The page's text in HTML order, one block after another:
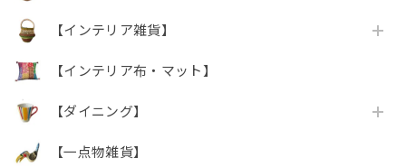
【インテリア雑貨】
【インテリア布・マット】
【ダイニング】
【一点物雑貨】